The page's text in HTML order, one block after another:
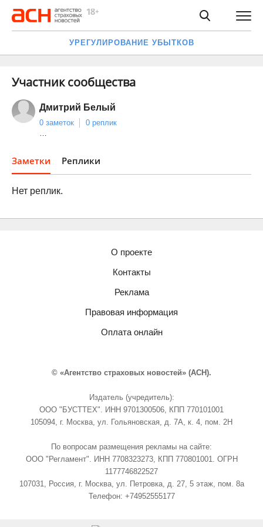
УРЕГУЛИРОВАНИЕ УБЫТКОВ
Участник сообщества
Дмитрий Белый
0 заметок
0 реплик
…
Заметки Реплики
Нет реплик.
О проекте
Контакты
Реклама
Правовая информация
Оплата онлайн
© «Агентство страховых новостей» (АСН).
Издатель (учредитель):
ООО "БУСТТЕХ". ИНН 9701300506, КПП 770101001
105094, г. Москва, ул. Гольяновская, д. 7А, к. 4, пом. 2Н
По вопросам размещения рекламы на сайте:
ООО "Регламент". ИНН 7708323273, КПП 770801001. ОГРН
1177746822527
107031, Россия, г. Москва, ул. Петровка, д. 27, 5 этаж, пом. 8а
Телефон: +74952555177